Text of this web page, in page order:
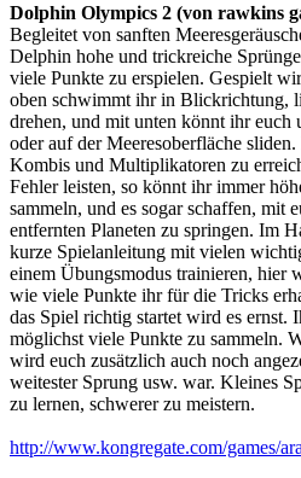
Dolphin Olympics 2 (von rawkins
Begleitet von sanften
Delphin hohe und trickreiche
viele Punkte zu erspielen. Gespielt
oben schwimmt ihr in Blickrichtung,
drehen, und mit unten könnt ihr euch
oder auf der Meeresoberfläche
Kombis und Multiplikatoren zu
Fehler leisten, so könnt ihr immer
sammeln, und es sogar schaffen, mit
entfernten Planeten zu springen. Im
kurze Spielanleitung mit vielen
einem Übungsmodus trainieren, hier
wie viele Punkte ihr für die Tricks
das Spiel richtig startet wird es
möglichst viele Punkte zu sammeln.
wird euch zusätzlich auch noch
weitester Sprung usw. war. Kleines
zu lernen, schwerer zu meistern.
http://www.kongregate.com/games/